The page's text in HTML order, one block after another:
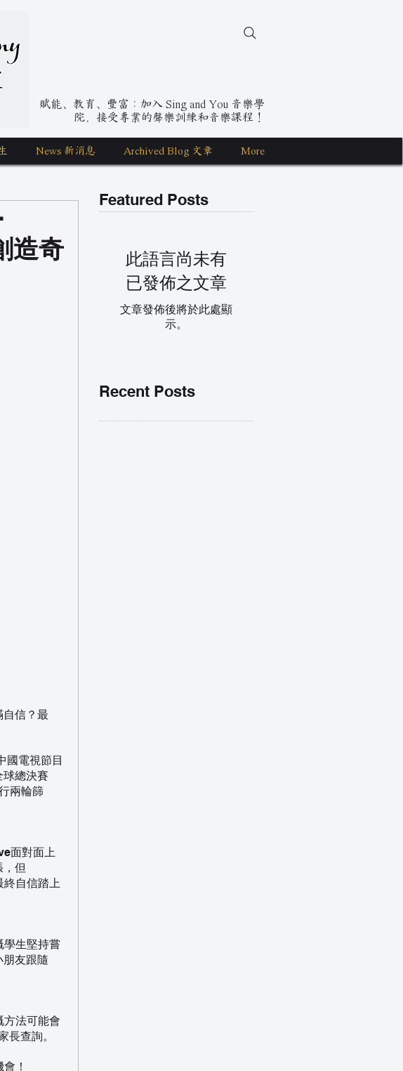
賦能、教育、豐富：加入 Sing and You 音樂學
院，接受專業的聲樂訓練和音樂課程！
News 新消息 Archived Blog 文章 More
造奇
自信？最
國電視節目
總決賽
兩輪篩
面對面上
但
自信踏上
學生堅持嘗
友跟隨
法可能會
長查詢。
！
Featured Posts
此語言尚未有
已發佈之文章
文章發佈後將於此處顯
示。
Recent Posts